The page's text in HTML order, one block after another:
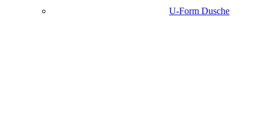
U-Form Dusche